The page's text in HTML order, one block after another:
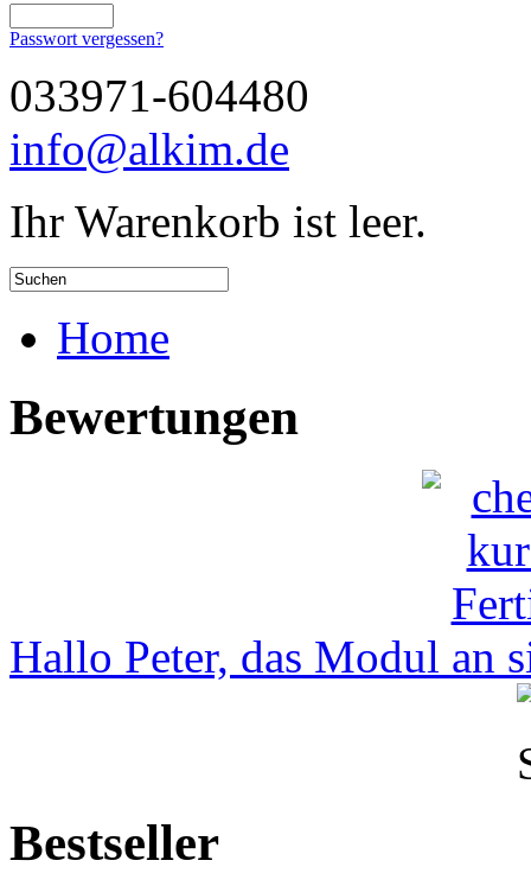
Passwort vergessen?
033971-604480
info@alkim.de
Ihr Warenkorb ist leer.
Home
Bewertungen
Hallo Peter, das Modul an
Bestseller